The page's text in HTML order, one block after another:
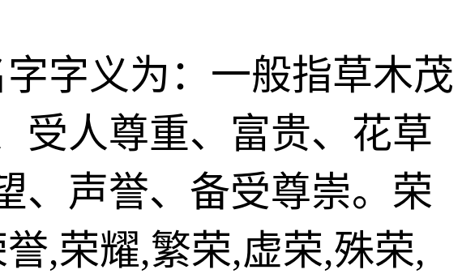
字义为：一般指草木茂
受人尊重、富贵、花草
、声誉、备受尊崇。荣
,荣耀,繁荣,虚荣,殊荣,